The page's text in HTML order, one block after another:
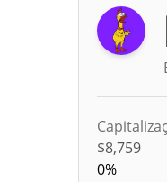
$8,759
0%